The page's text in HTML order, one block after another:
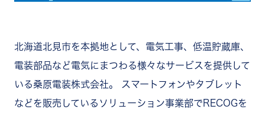
北海道北見市を本拠地として、電気工事、低温貯蔵庫、
電装部品など電気にまつわる様々なサービスを提供して
いる桑原電装株式会社。 スマートフォンやタブレット
などを販売しているソリューション事業部でRECOGを